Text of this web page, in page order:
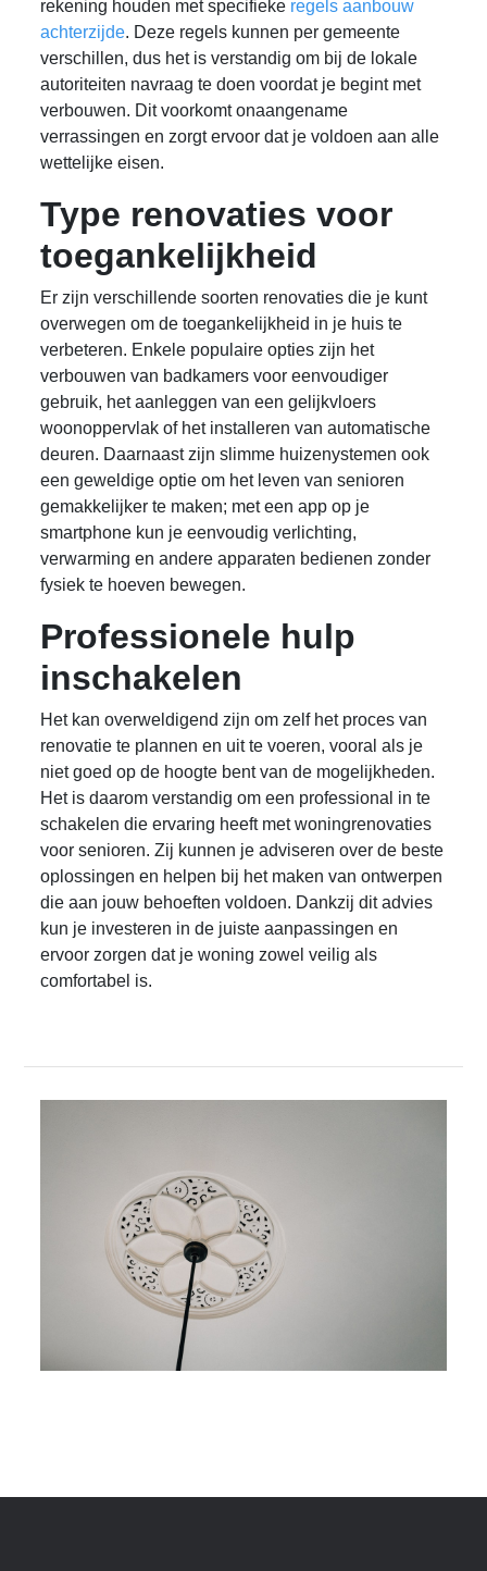
rekening houden met specifieke regels aanbouw
achterzijde. Deze regels kunnen per gemeente
verschillen, dus het is verstandig om bij de lokale
autoriteiten navraag te doen voordat je begint met
verbouwen. Dit voorkomt onaangename
verrassingen en zorgt ervoor dat je voldoen aan alle
wettelijke eisen.
Type renovaties voor
toegankelijkheid
Er zijn verschillende soorten renovaties die je kunt
overwegen om de toegankelijkheid in je huis te
verbeteren. Enkele populaire opties zijn het
verbouwen van badkamers voor eenvoudiger
gebruik, het aanleggen van een gelijkvloers
woonoppervlak of het installeren van automatische
deuren. Daarnaast zijn slimme huizenystemen ook
een geweldige optie om het leven van senioren
gemakkelijker te maken; met een app op je
smartphone kun je eenvoudig verlichting,
verwarming en andere apparaten bedienen zonder
fysiek te hoeven bewegen.
Professionele hulp
inschakelen
Het kan overweldigend zijn om zelf het proces van
renovatie te plannen en uit te voeren, vooral als je
niet goed op de hoogte bent van de mogelijkheden.
Het is daarom verstandig om een professional in te
schakelen die ervaring heeft met woningrenovaties
voor senioren. Zij kunnen je adviseren over de beste
oplossingen en helpen bij het maken van ontwerpen
die aan jouw behoeften voldoen. Dankzij dit advies
kun je investeren in de juiste aanpassingen en
ervoor zorgen dat je woning zowel veilig als
comfortabel is.